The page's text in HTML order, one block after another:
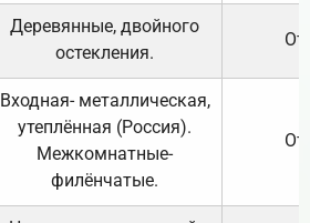
Деревянные, двойного
остекления.
Входная- металлическая,
утеплённая (Россия).
Межкомнатные-
филёнчатые.